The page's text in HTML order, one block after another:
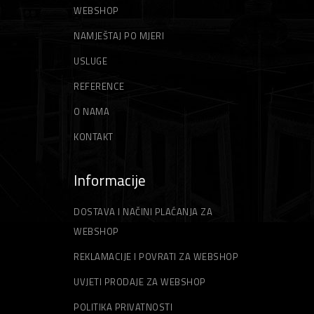
WEBSHOP
NAMJEŠTAJ PO MJERI
USLUGE
REFERENCE
O NAMA
KONTAKT
Informacije
DOSTAVA I NAČINI PLAĆANJA ZA
WEBSHOP
REKLAMACIJE I POVRATI ZA WEBSHOP
UVJETI PRODAJE ZA WEBSHOP
POLITIKA PRIVATNOSTI